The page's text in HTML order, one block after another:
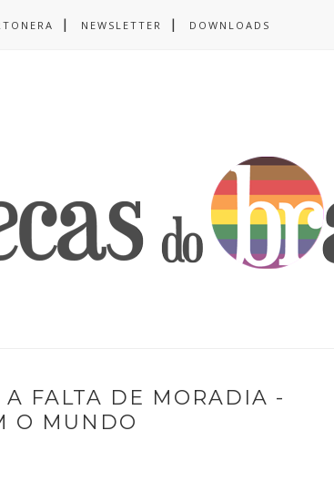
NEWSLETTER DOWNLOADS
FALTA DE MORADIA -
O MUNDO